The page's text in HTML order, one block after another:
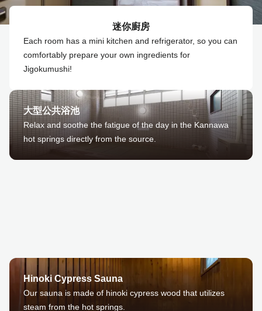
迷你廚房
Each room has a mini kitchen and refrigerator, so you can
comfortably prepare your own ingredients for
Jigokumushi!
大型公共浴池
Relax and soothe the fatigue of the day in the Kannawa
hot springs directly from the source.
Hinoki Cypress Sauna
Our sauna is made of hinoki cypress wood that utilizes
steam from the hot springs.